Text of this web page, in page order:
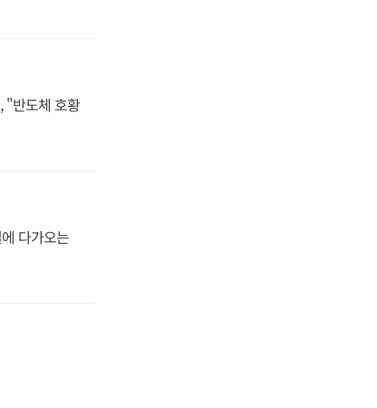
"반도체 호황
다가오는